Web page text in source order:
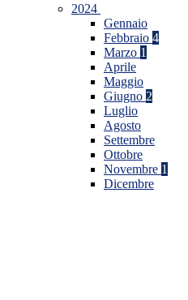
2024
Gennaio
Febbraio 4
Marzo 1
Aprile
Maggio
Giugno 2
Luglio
Agosto
Settembre
Ottobre
Novembre 1
Dicembre